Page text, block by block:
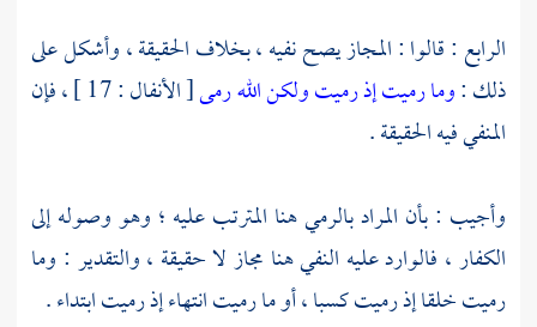
الرابع : قالوا : المجاز يصح نفيه ، بخلاف الحقيقة ، وأشكل على
ذلك :وما رميت إذ رميت ولكن الله رمى
[ الأنفال : 17 ] ، فإن
المنفي فيه الحقيقة .
وأجيب : بأن المراد بالرمي هنا المترتب عليه ؛ وهو وصوله إلى
الكفار ، فالوارد عليه النفي هنا مجاز لا حقيقة ، والتقدير : وما
رميت خلقا إذ رميت كسبا ، أو ما رميت انتهاء إذ رميت ابتداء .